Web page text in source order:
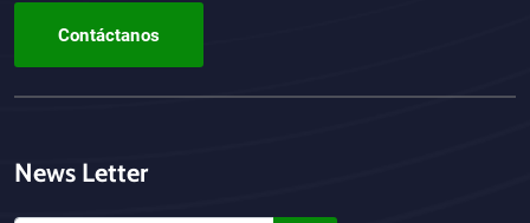
Contáctanos
News Letter